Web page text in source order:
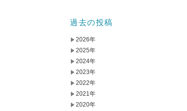
過去の投稿
2026年
2025年
2024年
2023年
2022年
2021年
2020年